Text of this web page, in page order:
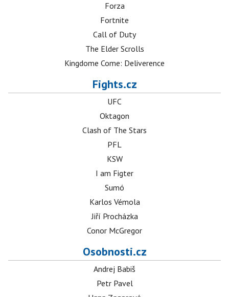
Forza
Fortnite
Call of Duty
The Elder Scrolls
Kingdome Come: Deliverence
Fights.cz
UFC
Oktagon
Clash of The Stars
PFL
KSW
I am Figter
Sumó
Karlos Vémola
Jiří Procházka
Conor McGregor
Osobnosti.cz
Andrej Babiš
Petr Pavel